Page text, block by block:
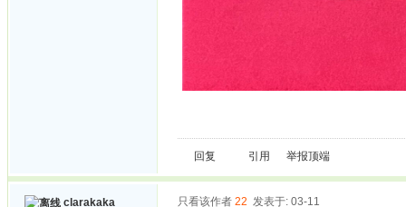
回复 引用 举报顶端
clarakaka 只看该作者 22 发表于: 03-11